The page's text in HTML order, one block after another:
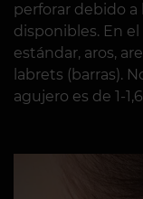
perforar debido a
disponibles. En
estándar, aros,
labrets (barras).
agujero es de 1-